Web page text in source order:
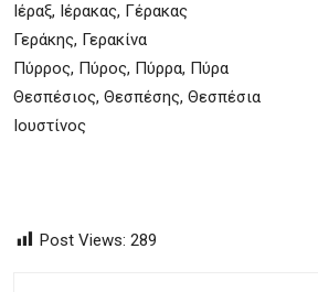
Ιέραξ, Ιέρακας, Γέρακας
Γεράκης, Γερακίνα
Πύρρος, Πύρος, Πύρρα, Πύρα
Θεσπέσιος, Θεσπέσης, Θεσπέσια
Ιουστίνος
Post Views: 289